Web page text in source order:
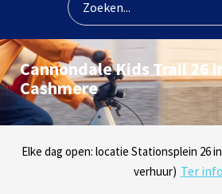
Cannondale Kids Trail 26
Cashmere
Dinsdag t/m zaterdag geopen: locaties
(e-bikes) en Maaseikersteenweg 183 in
Elke dag open: locatie Stationsplein 26
verhuur) Ter info
Onze missie? Tevreden klanten!